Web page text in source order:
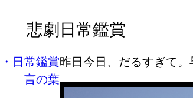
悲劇
日常鑑賞
言の葉
日常鑑賞
昨日今日、だるすぎて